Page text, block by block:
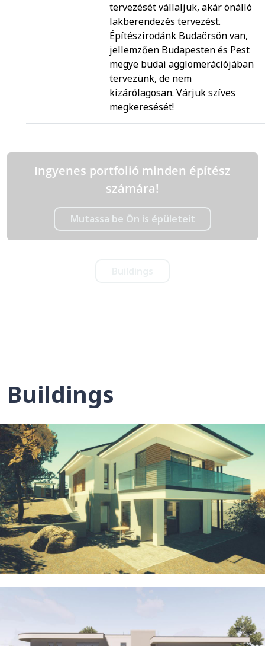
tervezését vállaljuk, akár önálló
lakberendezés tervezést.
Építészirodánk Budaörsön van,
jellemzően Budapesten és Pest
megye budai agglomerációjában
tervezünk, de nem
kizárólagosan. Várjuk szíves
megkeresését!
Ingyenes portfolió minden építész
számára!
Mutassa be Ön is épületeit
Buildings